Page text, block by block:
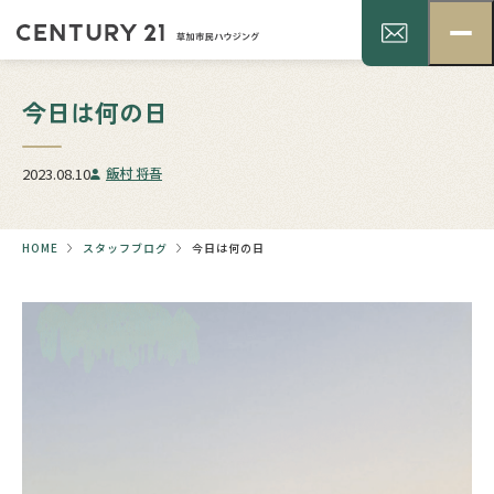
今日は何の日
2023.08.10 飯村 将吾
HOME スタッフブログ 今日は何の日